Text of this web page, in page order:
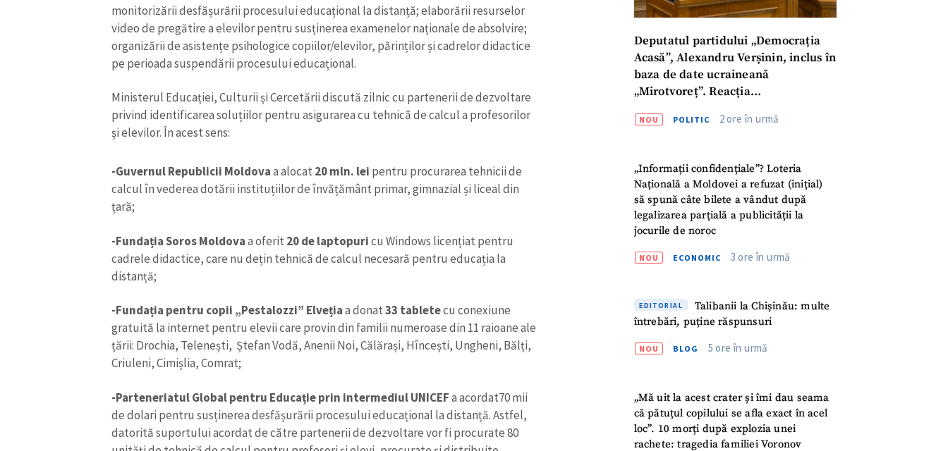
monitorizării desfășurării procesului educațional la distanță; elaborării resurselor
video de pregătire a elevilor pentru susținerea examenelor naționale de absolvire;
organizării de asistențe psihologice copiilor/elevilor, părinților și cadrelor didactice
pe perioada suspendării procesului educațional.
Ministerul Educației, Culturii și Cercetării discută zilnic cu partenerii de dezvoltare
privind identificarea soluțiilor pentru asigurarea cu tehnică de calcul a profesorilor
și elevilor. În acest sens:
-Guvernul Republicii Moldovaa alocat 20 mln. lei pentru procurarea tehnicii de
calcul în vederea dotării instituțiilor de învățământ primar, gimnazial și liceal din
țară;
-Fundația Soros Moldovaa oferit 20 de laptopuricu Windows licențiat pentru
cadrele didactice, care nu dețin tehnică de calcul necesară pentru educația la
distanță;
-Fundația pentru copii „Pestalozzi” Elvețiaa donat33 tabletecu conexiune
gratuită la internet pentru elevii care provin din familii numeroase din 11 raioane ale
țării: Drochia, Telenești, Ștefan Vodă, Anenii Noi, Călărași, Hîncești, Ungheni, Bălți,
Criuleni, Cimișlia, Comrat;
-Parteneriatul Global pentru Educație prin intermediul UNICEFa acordat70 mii
de dolari pentru susținerea desfășurării procesului educațional la distanță. Astfel,
datorită suportului acordat de către partenerii de dezvoltare vor fi procurate 80
Deputatul partidului „Democrația
Acasă”, Alexandru Verșinin, inclus în
baza de date ucraineană
„Mirotvoreț”. Reacția
NOU POLITIC 2 ore în urmă
„Informații confidențiale”? Loteria
Națională a Moldovei a refuzat (inițial)
să spună câte bilete a vândut după
legalizarea parțială a publicității la
jocurile de noroc
NOU ECONOMIC 3 ore în urmă
EDITORIAL
Talibanii la Chișinău: multe
întrebări, puține răspunsuri
NOU BLOG 5 ore în urmă
„Mă uit la acest crater și îmi dau seama
că pătuțul copilului se afla exact în acel
loc”. 10 morți după explozia unei
rachete: tragedia familiei Voronov
ȘTIREA MEA
Fotografie + Încarcă imagine
Link media + Link media
Mesajul știrei + Mesajul știrei
+ Numele meu
Am citit și sunt de acord cupolitica de